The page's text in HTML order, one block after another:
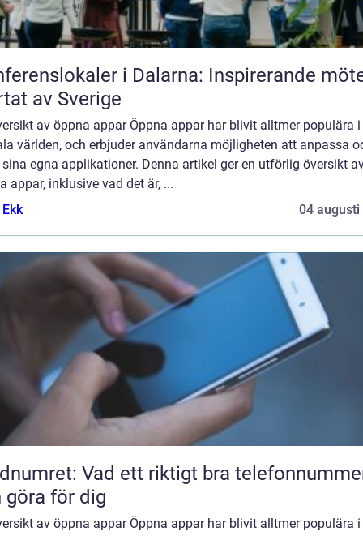
i Dalarna: Inspirerande
av Sverige
av öppna appar Öppna appar har blivit alltmer populära i
världen, och erbjuder användarna möjligheten att anpassa
egna applikationer. Denna artikel ger en utförlig översikt
appar, inklusive vad det är, ...
04 augusti
Vad ett riktigt bra
göra för dig
av öppna appar Öppna appar har blivit alltmer populära i